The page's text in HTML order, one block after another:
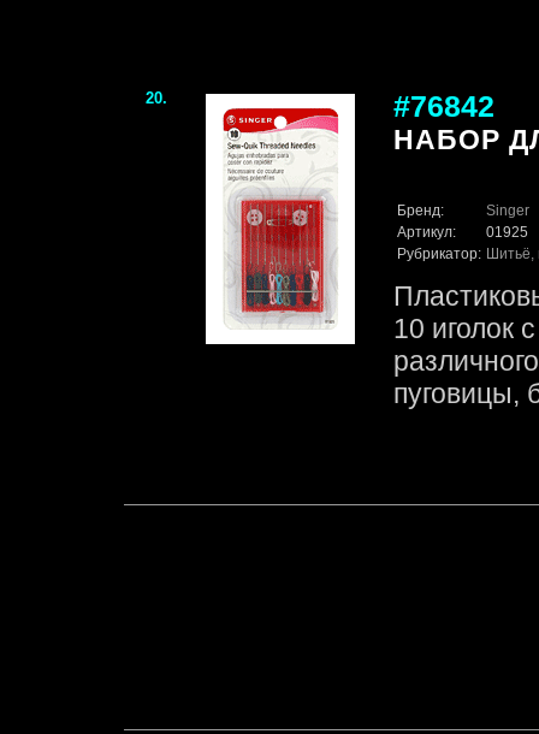
20. #76842
НАБОР
Бренд:
Singer
Артикул:
01925
Рубрикатор: Шитьё,
10 иголок
пуговицы,